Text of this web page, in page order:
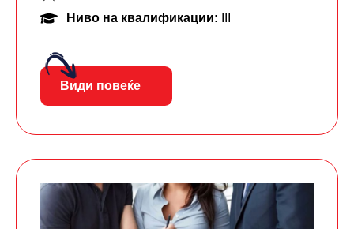
Ниво на квалификации:
Види повеќе